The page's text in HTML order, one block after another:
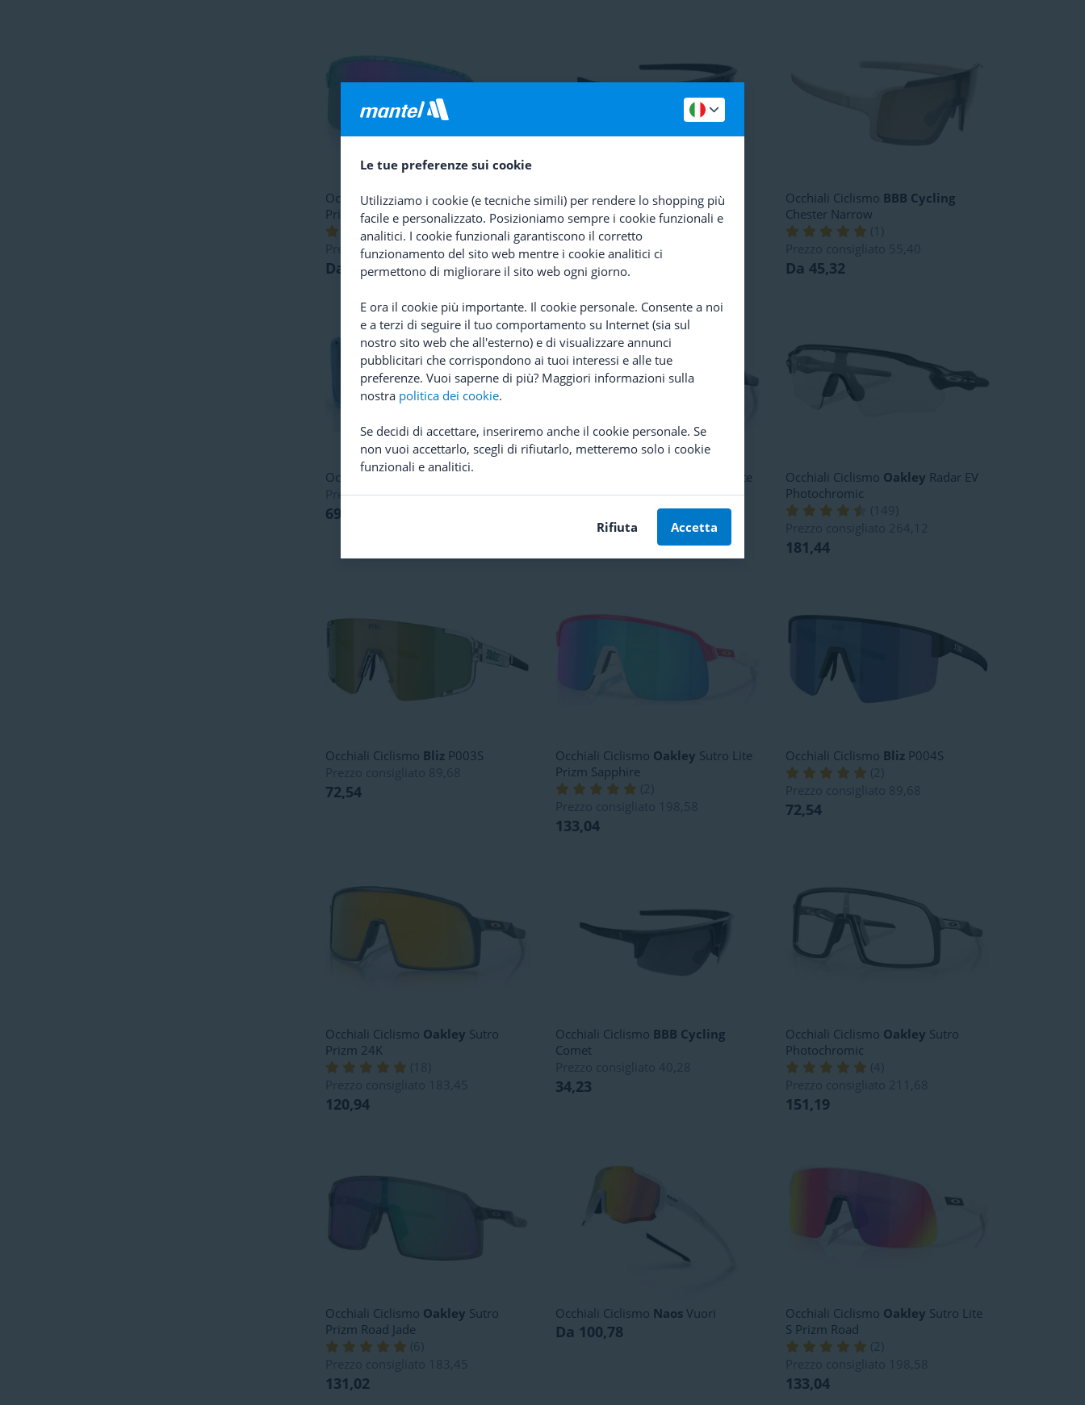
Occhiali Ciclismo OakleySutro Lite
Prizm Violet
( 3)
Prezzo consigliato198,58
Da 133,04
Occhiali Ciclismo BBB Cycling
Comet Reader
(
Prezzo consigliato60,44
48,35
Occhiali Ciclismo BBB Cycling
Chester Narrow
(
Prezzo consigliato 55,40
Da 45,32
Occhiali CiclismoBlizFusion
Prezzo consigliato99,77
69,52
Sutro Lite
Sweep Prizm Sapphire
Prezzo consigliato
198,58
Occhiali Ciclismo Oakley Radar EV
Photochromic
( 149
Prezzo consigliato 264,12
181,44
Occhiali Ciclismo Bliz P003S
Prezzo consigliato 89,68
72,54
Occhiali Ciclismo Oakley Sutro Lite
Prizm Sapphire
( 2
Prezzo consigliato
198,58
133,04
Occhiali Ciclismo Bliz P004S
( 2
Prezzo consigliato 89,68
72,54
Occhiali Ciclismo Oakley Sutro
Prizm 24K
( 18
Prezzo consigliato
183,45
120,94
Occhiali Ciclismo BBB Cycling
Comet
Prezzo consigliato 40,28
34,23
Occhiali Ciclismo Oakley Sutro
Photochromic
(4
Prezzo consigliato 211,68
151,19
Occhiali Ciclismo Oakley Sutro
Prizm Road Jade
(6
Prezzo consigliato
183,45
131,02
Occhiali Ciclismo Naos Vuori
Da 100,78
Occhiali Ciclismo Oakley Sutro Lite
S Prizm Road
( 2
Prezzo consigliato
198,58
133,04
Le tue preferenze sui cookie
Utilizziamo i cookie (e tecniche simili) per rendere lo shopping più
facile e personalizzato. Posizioniamo sempre i cookie funzionali e
analitici. I cookie funzionali garantiscono il corretto
funzionamento del sito web mentre i cookie analitici ci
permettono di migliorare il sito web ogni giorno.
E ora il cookie più importante. Il cookie personale. Consente a noi
e a terzi di seguire il tuo comportamento su Internet (sia sul
nostro sito web che all'esterno) e di visualizzare annunci
pubblicitari che corrispondono ai tuoi interessi e alle tue
preferenze. Vuoi saperne di più? Maggiori informazioni sulla
nostra politica dei cookie.
Se decidi di accettare, inseriremo anche il cookie personale. Se
non vuoi accettarlo, scegli di rifiutarlo, metteremo solo i cookie
funzionali e analitici.
Rifiuta Accetta